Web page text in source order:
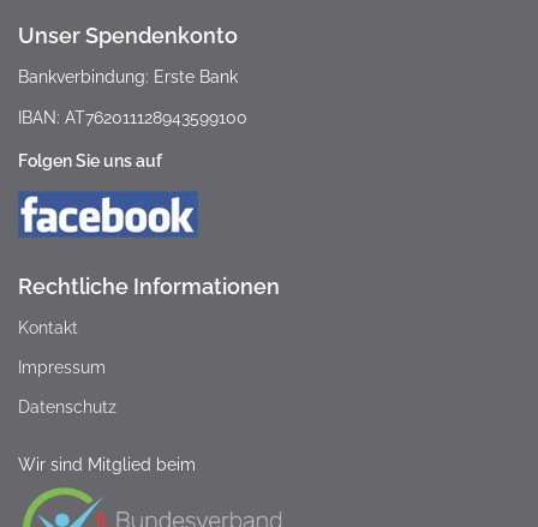
Unser Spendenkonto
Bankverbindung: Erste Bank
IBAN: AT762011128943599100
Folgen Sie uns auf
Rechtliche Informationen
Kontakt
Impressum
Datenschutz
Wir sind Mitglied beim